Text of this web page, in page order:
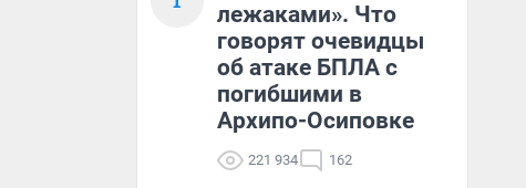
лежаками». Что
говорят очевидцы
об атаке БПЛА с
погибшими в
Архипо-Осиповке
221 934 162